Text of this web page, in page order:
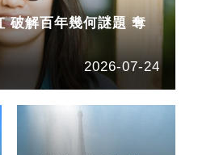
破解百年幾何謎題 奪
2026-07-24